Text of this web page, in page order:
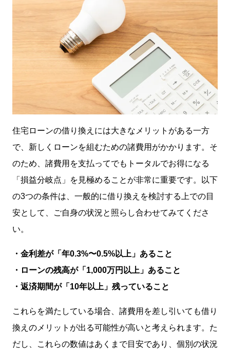
住宅ローンの借り換えには大きなメリットがある一方
で、新しくローンを組むための諸費用がかかります。そ
のため、諸費用を支払ってでもトータルでお得になる
「損益分岐点」を見極めることが非常に重要です。以下
の3つの条件は、一般的に借り換えを検討する上での目
安として、ご自身の状況と照らし合わせてみてくださ
い。
・金利差が「年0.3%〜0.5%以上」あること
・ローンの残高が「1,000万円以上」あること
・返済期間が「10年以上」残っていること
これらを満たしている場合、諸費用を差し引いても借り
換えのメリットが出る可能性が高いと考えられます。た
だし、これらの数値はあくまで目安であり、個別の状況